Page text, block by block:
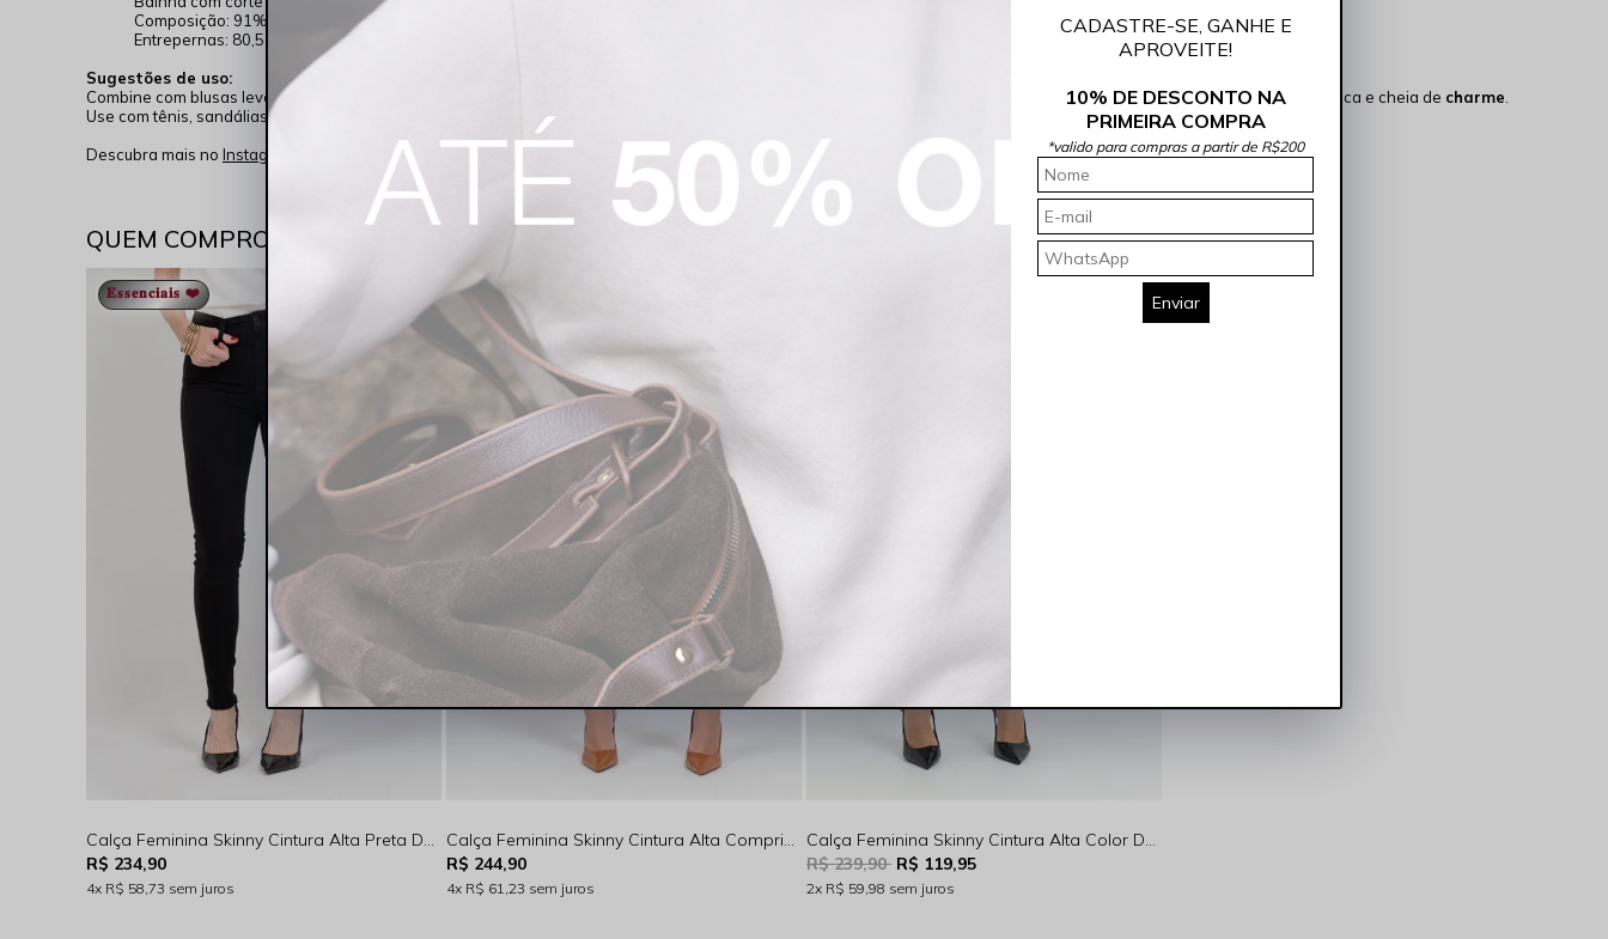
Composição: 91% algodão, 6% poliéster, 3% elastano
Entrepernas: 80,5 cm
Sugestões de uso:
Combine com blusas leves para passeios diurnos ou camisas sociais para eventos casuais. Ideal para almoços, viagens ou compromissos descontraídos, essa calça é prática e cheia de charme
Use com tênis, sandálias ou botas para compor looks confortáveis e
Descubra mais no Instagram @RockshamJeans
QUEM COMPROU VIU TAMBÉM
𝐄𝐬𝐬𝐞𝐧𝐜𝐢𝐚𝐢𝐬 ❤️
Calça Feminina Skinny Cintura Alta Preta Desfiada Rocksham - RS00020 - 20003
R$ 234,90
4x R$ 58,73 sem juros
𝐄𝐬𝐬𝐞𝐧𝐜𝐢𝐚𝐢𝐬 ❤️
Calça Feminina Skinny Cintura Alta Comprida Amaciada Rocksham - 5018
R$ 244,90
4x R$ 61,23 sem juros
Calça Feminina Skinny Cintura Alta Color Desfiada Rasgada Preta Rocksham - RS00020R-20003
R$ 239,90 R$ 119,95
2x R$ 59,98 sem juros
CADASTRE-SE, GANHE E
APROVEITE!
10% DE DESCONTO NA
PRIMEIRA COMPRA
*valido para compras a partir de R$200
Enviar